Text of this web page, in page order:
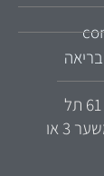
: דיזנגוף סנטר – דיזנגוף 61 תל
אביבמגדל על קומה 18 כניסה משער 3 או